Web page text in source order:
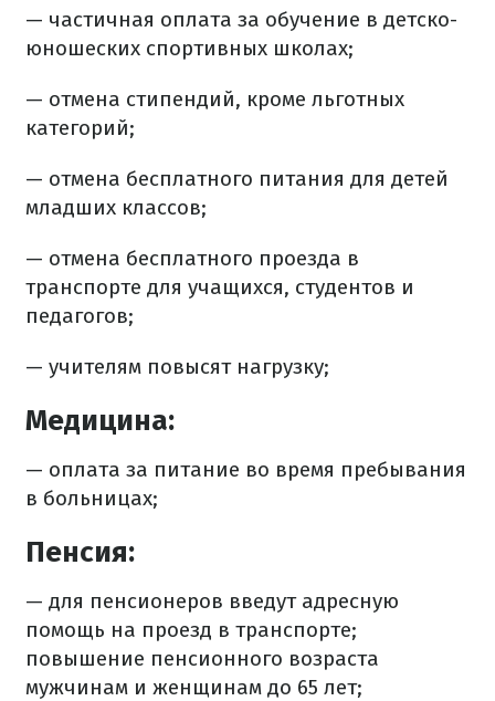
— частичная оплата за обучение в детско-
юношеских спортивных школах;
— отмена стипендий, кроме льготных
категорий;
— отмена бесплатного питания для детей
младших классов;
— отмена бесплатного проезда в
транспорте для учащихся, студентов и
педагогов;
— учителям повысят нагрузку;
Медицина:
— оплата за питание во время пребывания
в больницах;
Пенсия:
— для пенсионеров введут адресную
помощь на проезд в транспорте;
повышение пенсионного возраста
мужчинам и женщинам до 65 лет;